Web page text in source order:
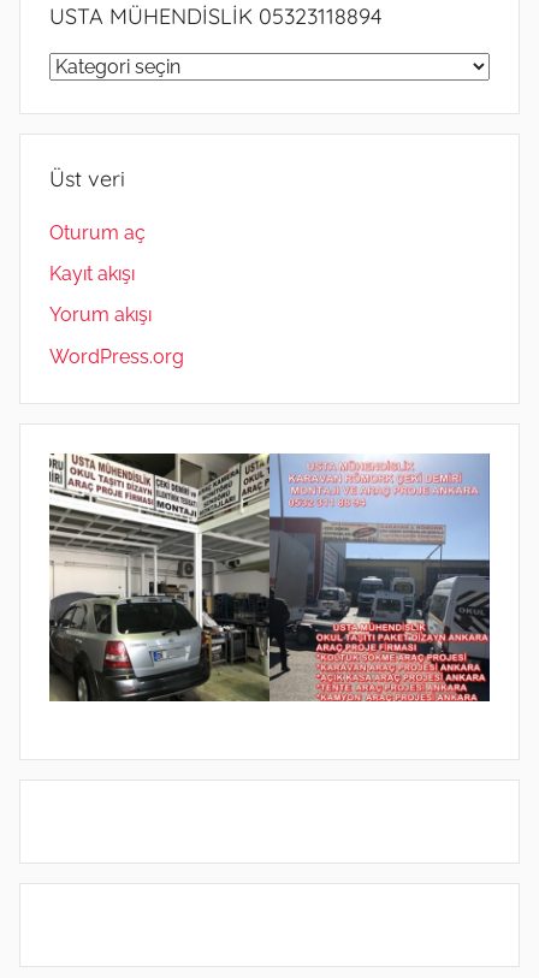
USTA MÜHENDİSLİK 05323118894
USTA
05323118894
Üst veri
Oturum aç
Kayıt akışı
Yorum akışı
WordPress.org